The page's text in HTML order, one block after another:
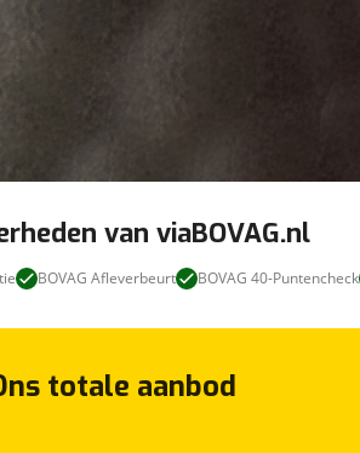
van viaBOVAG.nl
BOVAG Afleverbeurt BOVAG 40-Puntencheck
totale aanbod